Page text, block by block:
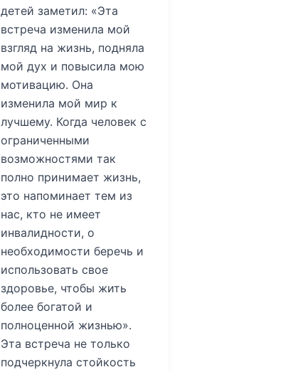
детей заметил: «Эта
встреча изменила мой
взгляд на жизнь, подняла
мой дух и повысила мою
мотивацию. Она
изменила мой мир к
лучшему. Когда человек с
ограниченными
возможностями так
полно принимает жизнь,
это напоминает тем из
нас, кто не имеет
инвалидности, о
необходимости беречь и
использовать свое
здоровье, чтобы жить
более богатой и
полноценной жизнью».
Эта встреча не только
подчеркнула стойкость